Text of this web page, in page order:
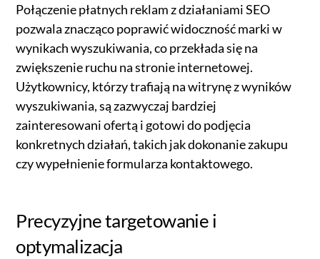
Połączenie płatnych reklam z działaniami SEO
pozwala znacząco poprawić widoczność marki w
wynikach wyszukiwania, co przekłada się na
zwiększenie ruchu na stronie internetowej.
Użytkownicy, którzy trafiają na witrynę z wyników
wyszukiwania, są zazwyczaj bardziej
zainteresowani ofertą i gotowi do podjęcia
konkretnych działań, takich jak dokonanie zakupu
czy wypełnienie formularza kontaktowego.
Precyzyjne targetowanie i
optymalizacja